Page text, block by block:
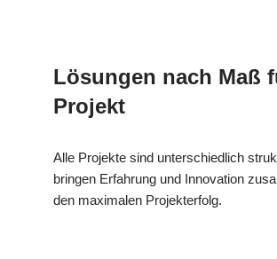
Lösungen nach Maß
Projekt
Alle Projekte sind unterschiedlich
bringen Erfahrung und Innovation
den maximalen Projekterfolg.